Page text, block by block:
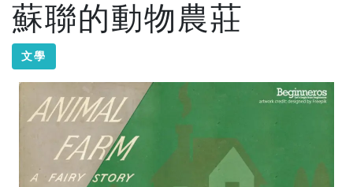
蘇聯的動物農莊
文學